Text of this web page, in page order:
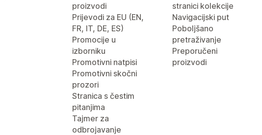
proizvodi
Prijevodi za EU (EN,
FR, IT, DE, ES)
Promocije u
izborniku
Promotivni natpisi
Promotivni skočni
prozori
Stranica s čestim
pitanjima
Tajmer za
odbrojavanje
stranici kolekcije
Navigacijski put
Poboljšano
pretraživanje
Preporučeni
proizvodi